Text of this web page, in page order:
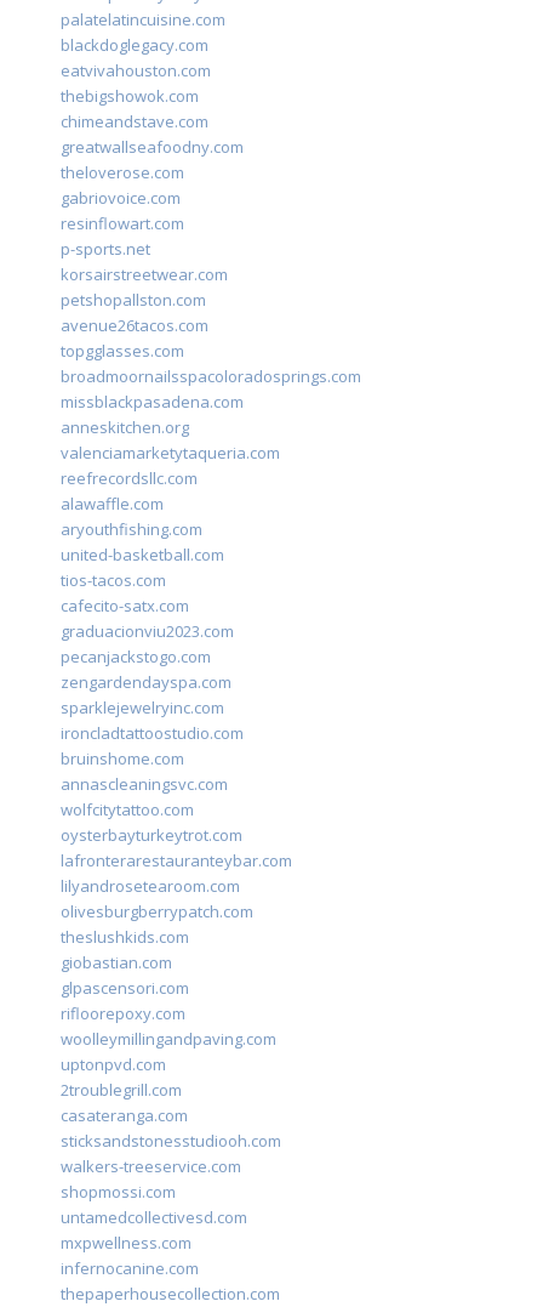
palatelatincuisine.com
blackdoglegacy.com
eatvivahouston.com
thebigshowok.com
chimeandstave.com
greatwallseafoodny.com
theloverose.com
gabriovoice.com
resinflowart.com
p-sports.net
korsairstreetwear.com
petshopallston.com
avenue26tacos.com
topgglasses.com
broadmoornailsspacoloradosprings.com
missblackpasadena.com
anneskitchen.org
valenciamarketytaqueria.com
reefrecordsllc.com
alawaffle.com
aryouthfishing.com
united-basketball.com
tios-tacos.com
cafecito-satx.com
graduacionviu2023.com
pecanjackstogo.com
zengardendayspa.com
sparklejewelryinc.com
ironcladtattoostudio.com
bruinshome.com
annascleaningsvc.com
wolfcitytattoo.com
oysterbayturkeytrot.com
lafronterarestauranteybar.com
lilyandrosetearoom.com
olivesburgberrypatch.com
theslushkids.com
giobastian.com
glpascensori.com
rifloorepoxy.com
woolleymillingandpaving.com
uptonpvd.com
2troublegrill.com
casateranga.com
sticksandstonesstudiooh.com
walkers-treeservice.com
shopmossi.com
untamedcollectivesd.com
mxpwellness.com
infernocanine.com
thepaperhousecollection.com